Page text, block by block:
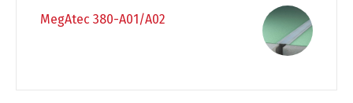
MegAtec 380-A01/A02